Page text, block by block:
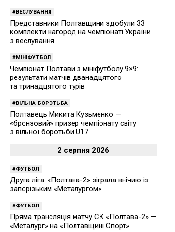
ВЕСЛУВАННЯ
Представники Полтавщини здобули 33
комплекти нагород на чемпіонаті України
з веслування
МІНІФУТБОЛ
Чемпіонат Полтави з мініфутболу 9×9:
результати матчів дванадцятого
та тринадцятого турів
ВІЛЬНА БОРОТЬБА
Полтавець Микита Кузьменко —
«бронзовий» призер чемпіонату світу
з вільної боротьби U17
2 серпня 2026
ФУТБОЛ
Друга ліга: «Полтава-2» зіграла внічию із
запорізьким «Металургом»
ФУТБОЛ
Пряма трансляція матчу СК «Полтава-2» —
«Металург» на «Полтавщині Спорт»